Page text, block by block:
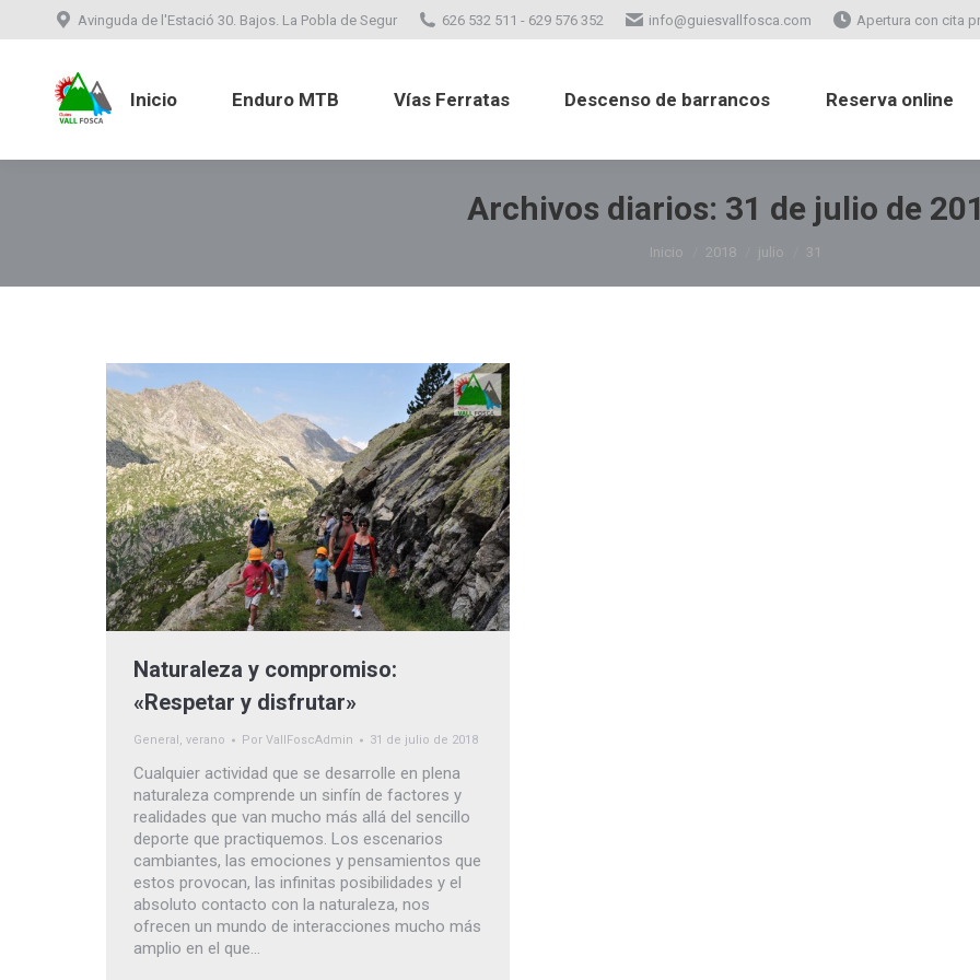
Avinguda de l'Estació 30. Bajos. La Pobla de Segur 626 532 511 - 629 576 352 info@guiesvallfosca.com Apertura con cita
Inicio Enduro MTB Vías Ferratas Descenso de barrancos Reserva online
Archivos diarios: 31 de julio de
Inicio 2018 julio 31
Naturaleza y compromiso:
«Respetar y disfrutar»
General, verano Por VallFoscAdmin 31 de julio de 2018
Cualquier actividad que se desarrolle en plena
naturaleza comprende un sinfín de factores y
realidades que van mucho más allá del sencillo
deporte que practiquemos. Los escenarios
cambiantes, las emociones y pensamientos que
estos provocan, las infinitas posibilidades y el
absoluto contacto con la naturaleza, nos
ofrecen un mundo de interacciones mucho más
amplio en el que…
Inicio Enduro MTB Vías Ferratas Descenso de barrancos Reserva online